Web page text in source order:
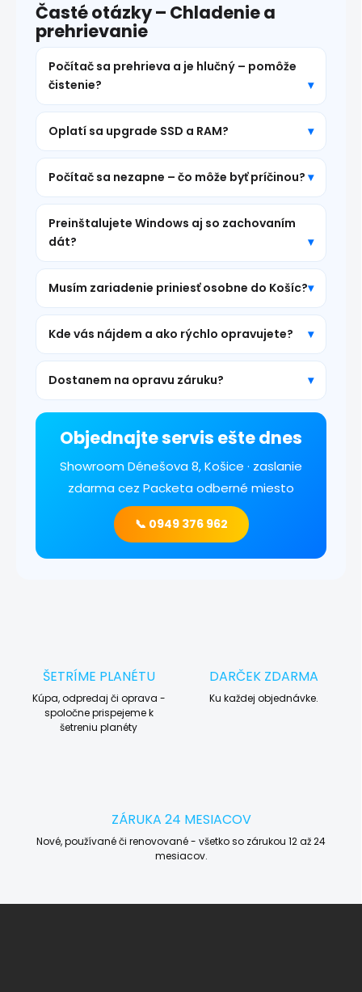
Časté otázky – Chladenie a
prehrievanie
Počítač sa prehrieva a je hlučný – pomôže
čistenie?
Oplatí sa upgrade SSD a RAM?
Počítač sa nezapne – čo môže byť príčinou?
Preinštalujete Windows aj so zachovaním
dát?
Musím zariadenie priniesť osobne do Košíc?
Kde vás nájdem a ako rýchlo opravujete?
Dostanem na opravu záruku?
Objednajte servis ešte dnes
Showroom Dénešova 8, Košice · zaslanie
zdarma cez Packeta odberné miesto
📞 0949 376 962
ŠETRÍME PLANÉTU
Kúpa, odpredaj či oprava -
spoločne prispejeme k
šetreniu planéty
DARČEK ZDARMA
Ku každej objednávke.
ZÁRUKA 24 MESIACOV
Nové, používané či renovované - všetko so zárukou 12 až 24
mesiacov.